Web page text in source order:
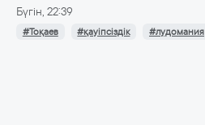
Бүгін, 22:39
#Тоқаев #қауіпсіздік #лудомания